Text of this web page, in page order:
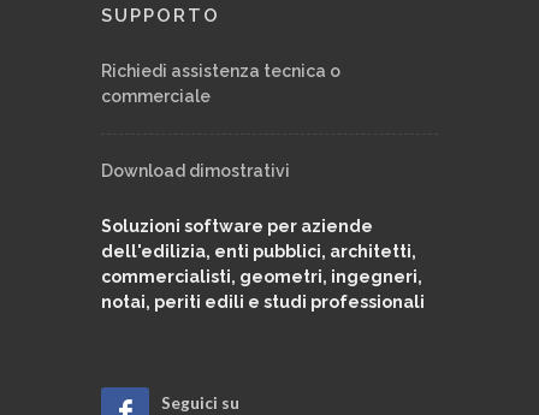
Modulo repertorio telematico
Personalizzazione archivio tipologie
pratiche
Personalizzazione archivio iter e
Il linguaggio C.A.T.
SUPPORTO
Richiedi assistenza tecnica o
commerciale
Download dimostrativi
Soluzioni software per aziende
dell'edilizia, enti pubblici, architetti,
commercialisti, geometri, ingegneri,
notai, periti edili e studi professionali
Seguici su